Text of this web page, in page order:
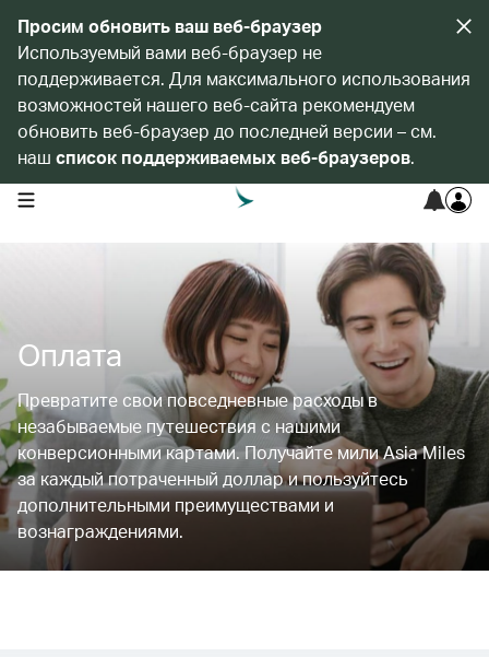
Просим обновить ваш веб-браузер
Используемый вами веб-браузер не
поддерживается. Для максимального использования
возможностей нашего веб-сайта рекомендуем
обновить веб-браузер до последней версии – см.
наш список поддерживаемых веб-браузеров.
open navigation menu
Оплата
Превратите свои повседневные расходы в
незабываемые путешествия с нашими
конверсионными картами. Получайте мили Asia Miles
за каждый потраченный доллар и пользуйтесь
дополнительными преимуществами и
вознаграждениями.